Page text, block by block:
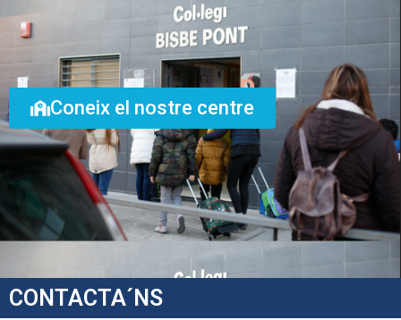
Coneix el nostre centre
CONTACTA´NS